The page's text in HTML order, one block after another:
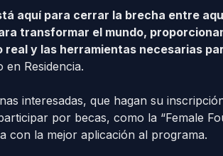
aquí para cerrar la brecha entre
transformar el mundo,
real y las herramientas necesarias
en Residencia.
interesadas, que hagan su
por becas, como la “Female
con la mejor aplicación al programa.